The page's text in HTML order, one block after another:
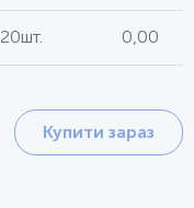
20шт. 0,00
Купити зараз